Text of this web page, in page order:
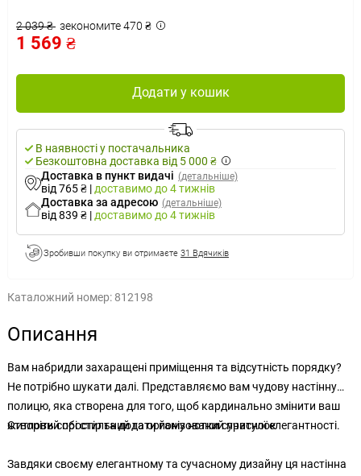
2 039 ₴ зекономите 470 ₴
1 569 ₴
Додати у кошик
В наявності у постачальника
Безкоштовна доставка від 5 000 ₴
Доставка в пункт видачі (детальніше)
від 765 ₴ | доставимо до 4 тижнів
Доставка за адресою (детальніше)
від 839 ₴ | доставимо до 4 тижнів
Зробивши покупку ви отримаєте 31 Вдячиків
Каталожний номер: 812198
Описання
Вам набридли захаращені приміщення та відсутність порядку?
Не потрібно шукати далі. Представляємо вам чудову настінну
полицю, яка створена для того, щоб кардинально змінити ваш
житловий простір та додати йому нотки сучасної елегантності.
Створіть собі стильний та організований притулок
Завдяки своєму елегантному та сучасному дизайну ця настінна